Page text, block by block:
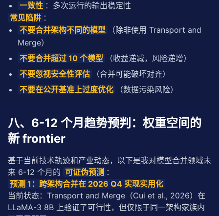
一致性 ：多次运行的输出稳定性
常见陷阱 ：
不要合并架构不同的模型
（除非使用 Transport and
Merge）
不要合并超过 10 个模型
（收益递减，风险递增）
不要忽视安全性评估
（合并可能破坏对齐）
不要在公开基准上过度优化
（数据污染风险）
八、6-12 个月趋势预判：权重空间的
新 frontier
基于当前技术轨迹和产业动态，以下是我对模型合并领域未
来 6-12 个月的 可证伪预测 ：
预测 1：跨架构合并在 2026 Q4 实现实用化
当前状态：Transport and Merge（Cui et al., 2026）在
LLaMA-3 8B 上验证了可行性，但仅限于同一架构家族内